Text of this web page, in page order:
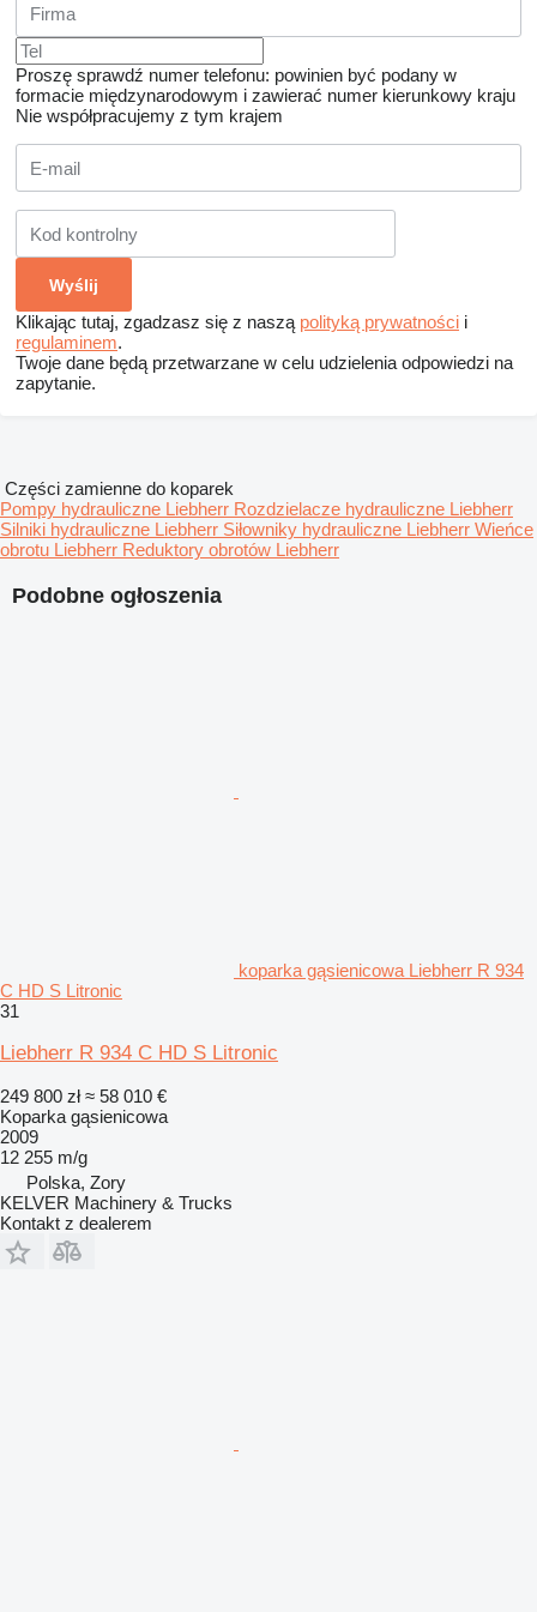
Proszę sprawdź numer telefonu: powinien być podany w
formacie międzynarodowym i zawierać numer kierunkowy kraju
Nie współpracujemy z tym krajem
Klikając tutaj, zgadzasz się z naszą polityką prywatności i
regulaminem.
Twoje dane będą przetwarzane w celu udzielenia odpowiedzi na
zapytanie.
Podobne ogłoszenia
koparka gąsienicowa Liebherr R 934
C HD S Litronic
31
Liebherr R 934 C HD S Litronic
249 800 zł ≈ 58 010 €
Koparka gąsienicowa
2009
12 255 m/g
Polska, Zory
KELVER Machinery & Trucks
Kontakt z dealerem
Części zamienne do koparek
Pompy hydrauliczne Liebherr Rozdzielacze hydrauliczne Liebherr
Silniki hydrauliczne Liebherr Siłowniky hydrauliczne Liebherr Wieńce
obrotu Liebherr Reduktory obrotów Liebherr